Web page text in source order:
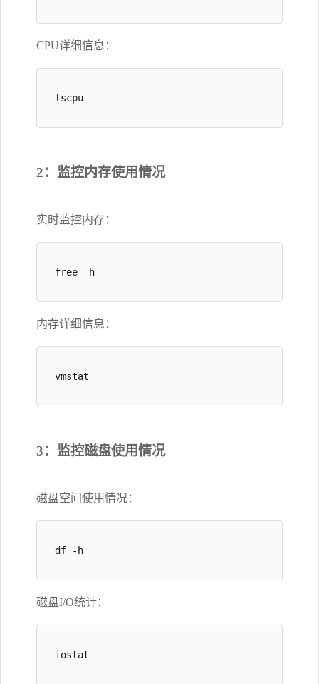
CPU详细信息：
lscpu
2：监控内存使用情况
实时监控内存：
free -h
内存详细信息：
vmstat
3：监控磁盘使用情况
磁盘空间使用情况：
df -h
磁盘I/O统计：
iostat